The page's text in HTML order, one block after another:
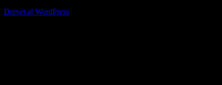
Drevet af WordPress